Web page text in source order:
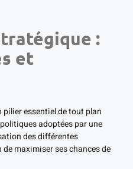
:
et
essentiel de tout plan
adoptées par une
des différentes
maximiser ses chances de